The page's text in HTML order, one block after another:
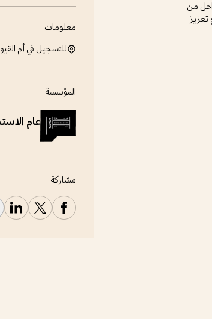
من
تعزيز
معلومات
للتسجيل في أم
المؤسسة
عام
مشاركة